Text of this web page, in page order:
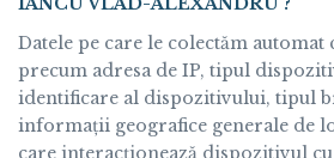
Datele pe care le colectăm
precum adresa de IP, tipul
identificare al dispozitivului, tipul
informații geografice generale de
care interacṭionează dispozitivul